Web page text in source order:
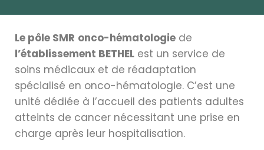
Le pôle SMR onco-hématologie de
l’établissement BETHEL est un service de
soins médicaux et de réadaptation
spécialisé en onco-hématologie. C’est une
unité dédiée à l’accueil des patients adultes
atteints de cancer nécessitant une prise en
charge après leur hospitalisation.